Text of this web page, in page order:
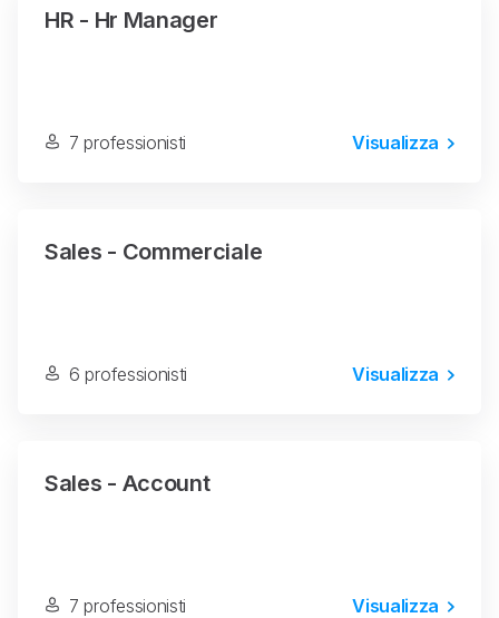
HR - Hr Manager
7 professionisti Visualizza
Sales - Commerciale
6 professionisti Visualizza
Sales - Account
7 professionisti Visualizza